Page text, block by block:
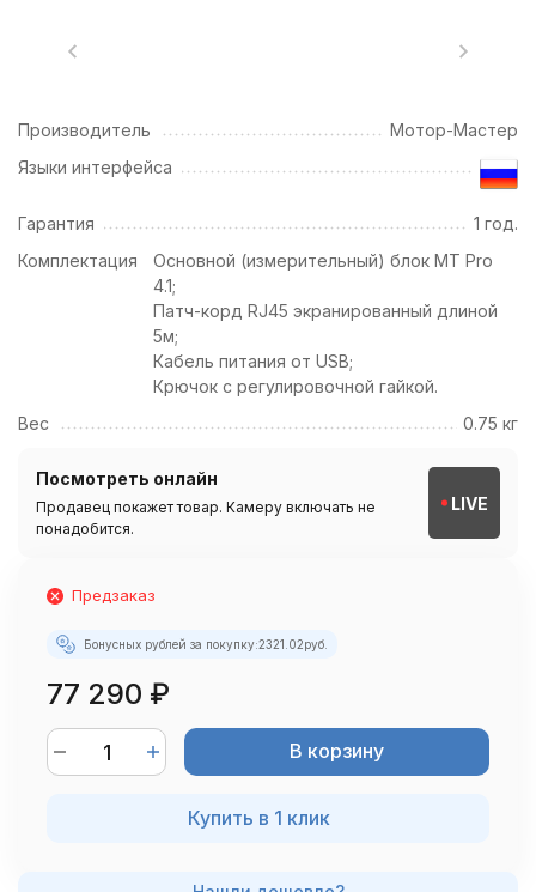
Производитель
Мотор-Мастер
Языки интерфейса
Гарантия
1 год.
Комплектация
Основной (измерительный) блок MT Pro
4.1;
Патч-корд RJ45 экранированный длиной
5м;
Кабель питания от USB;
Крючок с регулировочной гайкой.
Вес
0.75 кг
Посмотреть онлайн
Продавец покажет товар. Камеру включать не
понадобится.
LIVE
Предзаказ
Бонусных рублей за покупку:2321.02руб.
77 290 ₽
В корзину
Купить в 1 клик